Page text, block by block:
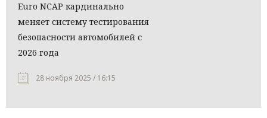
Euro NCAP кардинально
меняет систему тестирования
безопасности автомобилей с
2026 года
28 ноября 2025 / 16:15